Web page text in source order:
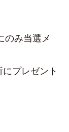
のみ当選メ
プレゼント